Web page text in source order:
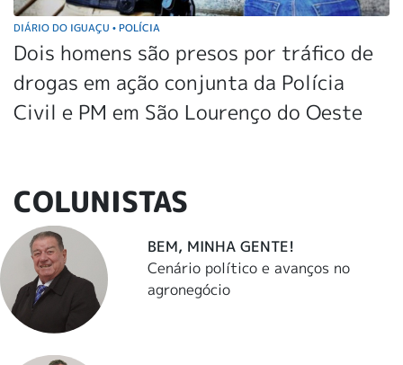
DIÁRIO DO IGUAÇU • POLÍCIA
Dois homens são presos por tráfico de
drogas em ação conjunta da Polícia
Civil e PM em São Lourenço do Oeste
COLUNISTAS
BEM, MINHA GENTE!
Cenário político e avanços no
agronegócio